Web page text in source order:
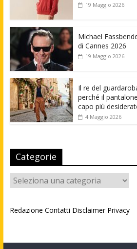
19 Maggio 2026
Michael
di Cannes 2026
19 Maggio 2026
Il re del
perché il
capo più
4 Maggio 2026
Categorie
Categorie
Redazione Contatti Disclaimer Privacy